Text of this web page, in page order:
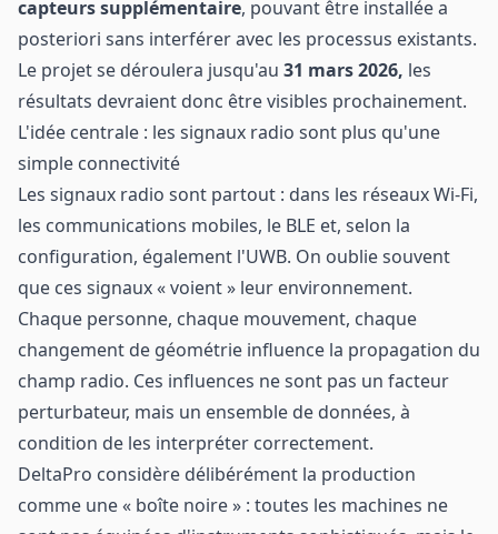
capteurs supplémentaire, pouvant être installée a
posteriori sans interférer avec les processus existants.
Le projet se déroulera jusqu'au 31 mars 2026, les
résultats devraient donc être visibles prochainement.
L'idée centrale : les signaux radio sont plus qu'une
simple connectivité
Les signaux radio sont partout : dans les réseaux Wi-Fi,
les communications mobiles, le BLE et, selon la
configuration, également l'UWB. On oublie souvent
que ces signaux « voient » leur environnement.
Chaque personne, chaque mouvement, chaque
changement de géométrie influence la propagation du
champ radio. Ces influences ne sont pas un facteur
perturbateur, mais un ensemble de données, à
condition de les interpréter correctement.
DeltaPro considère délibérément la production
comme une « boîte noire » : toutes les machines ne